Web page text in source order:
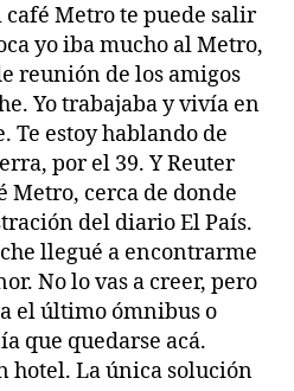
café Metro te puede salir
yo iba mucho al Metro,
reunión de los amigos
Yo trabajaba y vivía en
Te estoy hablando de
por el 39. Y Reuter
Metro, cerca de donde
del diario El País.
llegué a encontrarme
No lo vas a creer, pero
el último ómnibus o
que quedarse acá.
hotel. La única solución